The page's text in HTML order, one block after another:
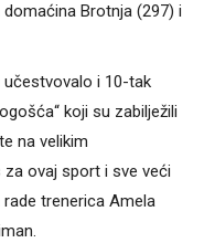
Brotnja (297) i
i 10-tak
koji su zabilježili
na velikim
za ovaj sport i sve veći
trenerica Amela